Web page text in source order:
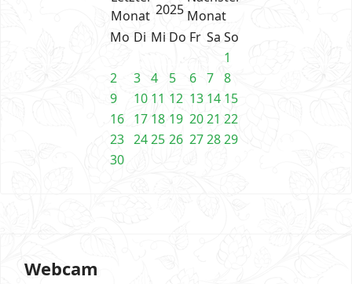
2025
Mo Di Mi Do Fr Sa So
1
2
3 4 5 6 7 8
9
10 11 12 13 14 15
16 17 18 19 2021 22
23 2425 26 272829
30
Webcam